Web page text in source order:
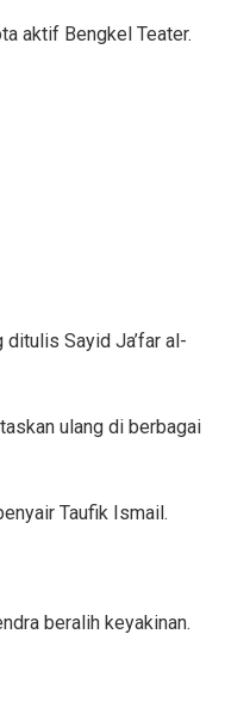
aktif Bengkel Teater.
ditulis Sayid Ja’far al-
ulang di berbagai
Taufik Ismail.
beralih keyakinan.